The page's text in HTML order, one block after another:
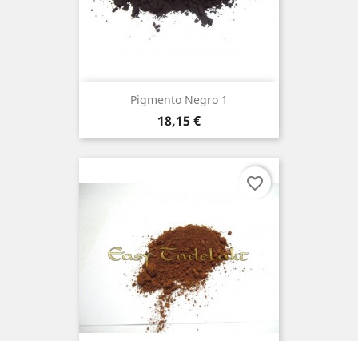
Pigmento Negro 1
Preço
18,15 €
favorite_border